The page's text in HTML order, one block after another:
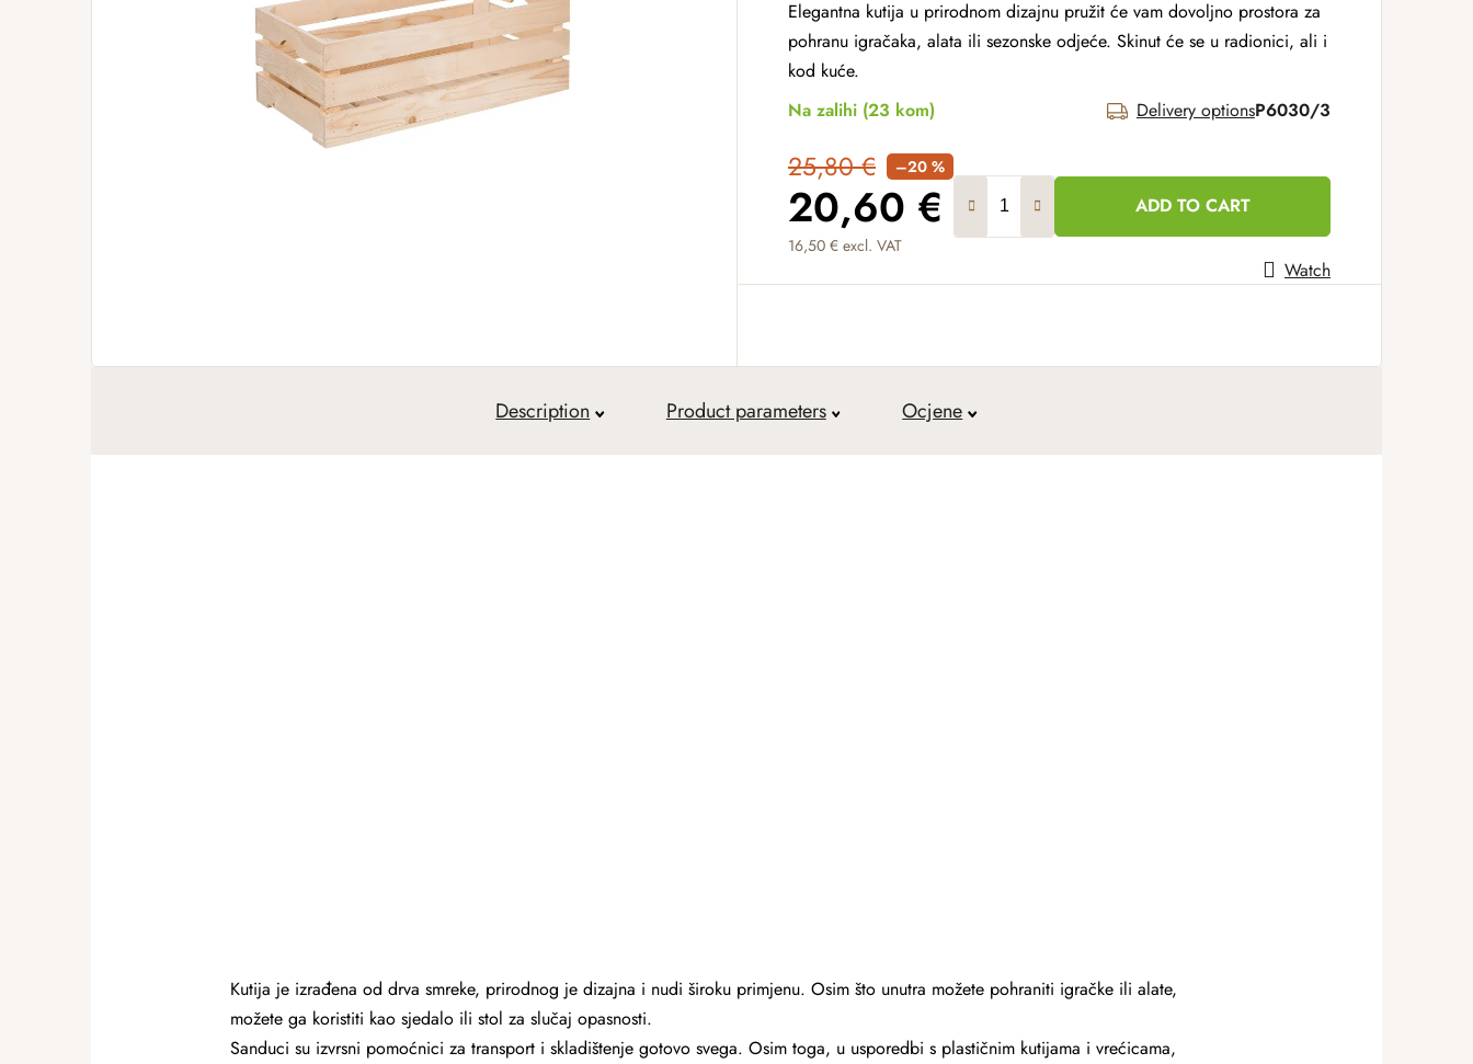
Elegantna kutija u prirodnom dizajnu pružit će vam dovoljno prostora za
pohranu igračaka, alata ili sezonske odjeće. Skinut će se u radionici, ali i
kod kuće.
Na zalihi (23 kom) Delivery optionsP6030/3
25,80 € –20 %
20,60 €
16,50 € excl. VAT
Measure price:
ADD TO CART
Watch
Description Product parameters Ocjene
Kutija je izrađena od drva smreke, prirodnog je dizajna i nudi široku primjenu. Osim što unutra možete pohraniti igračke ili alate,
možete ga koristiti kao sjedalo ili stol za slučaj opasnosti.
Sanduci su izvrsni pomoćnici za transport i skladištenje gotovo svega. Osim toga, u usporedbi s plastičnim kutijama i vrećicama,